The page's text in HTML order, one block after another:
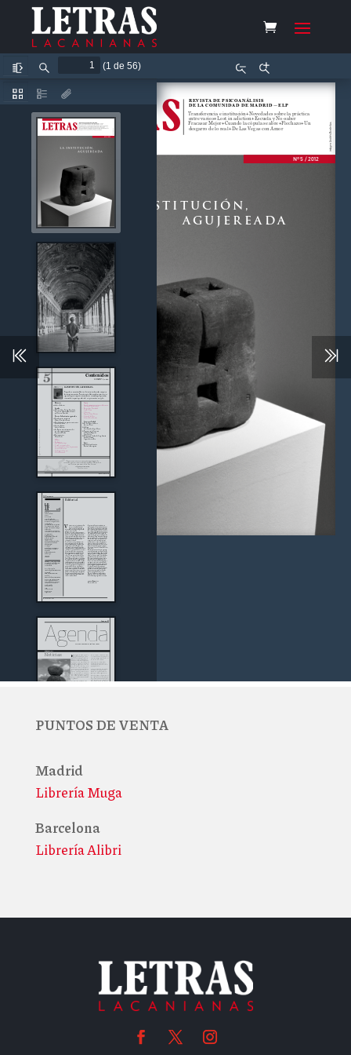
PUNTOS DE VENTA
Madrid
Librería Muga
Barcelona
Librería Alibri